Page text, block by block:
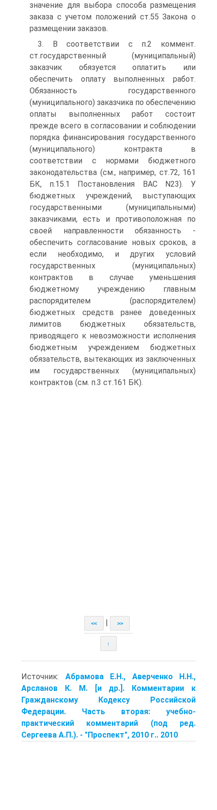
значение для выбора способа размещения
заказа с учетом положений ст.55 Закона о
размещении заказов.
3. В соответствии с п.2 коммент.
ст.государственный (муниципальный)
заказчик обязуется оплатить или
обеспечить оплату выполненных работ.
Обязанность государственного
(муниципального) заказчика по обеспечению
оплаты выполненных работ состоит
прежде всего в согласовании и соблюдении
порядка финансирования государственного
(муниципального) контракта в
соответствии с нормами бюджетного
законодательства (см., например, ст.72, 161
БК, п.15.1 Постановления ВАС N23). У
бюджетных учреждений, выступающих
государственными (муниципальными)
заказчиками, есть и противоположная по
своей направленности обязанность -
обеспечить согласование новых сроков, а
если необходимо, и других условий
государственных (муниципальных)
контрактов в случае уменьшения
бюджетному учреждению главным
распорядителем (распорядителем)
бюджетных средств ранее доведенных
лимитов бюджетных обязательств,
приводящего к невозможности исполнения
бюджетным учреждением бюджетных
обязательств, вытекающих из заключенных
им государственных (муниципальных)
контрактов (см. п.3 ст.161 БК).
<< >>
↑
Источник: Абрамова Е.Н., Аверченко Н.Н.,
Арсланов К. М. [и др.]. Комментарии к
Гражданскому Кодексу Российской
Федерации. Часть вторая: учебно-
практический комментарий (под ред.
Сергеева А.П.). - "Проспект", 2010 г.. 2010